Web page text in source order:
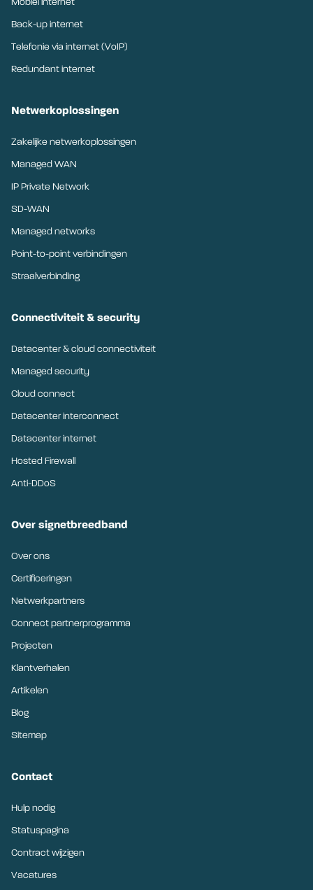
Mobiel internet
Back-up internet
Telefonie via internet (VoIP)
Redundant internet
Netwerkoplossingen
Zakelijke netwerkoplossingen
Managed WAN
IP Private Network
SD-WAN
Managed networks
Point-to-point verbindingen
Straalverbinding
Connectiviteit & security
Datacenter & cloud connectiviteit
Managed security
Cloud connect
Datacenter interconnect
Datacenter internet
Hosted Firewall
Anti-DDoS
Over signetbreedband
Over ons
Certificeringen
Netwerkpartners
Connect partnerprogramma
Projecten
Klantverhalen
Artikelen
Blog
Sitemap
Contact
Hulp nodig
Statuspagina
Contract wijzigen
Vacatures